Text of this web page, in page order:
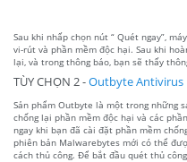
Sau khi nhấp chọn nút “ Quét ngay”,
vi-rút và phần mềm độc hại. Sau khi
lại, và trong thông báo, bạn sẽ thấy
TÙY CHỌN 2 -Outbyte Antivirus
Sản phẩm Outbyte là một trong những
chống lại phần mềm độc hại và các
ngay khi bạn đã cài đặt phần mềm
phiên bản Malwarebytes mới có thể
cách thủ công. Để bắt đầu quét thủ